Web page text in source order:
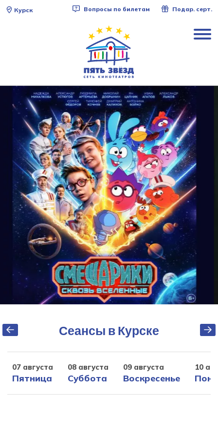
Курск Вопросы по билетам Подар. серт.
Сеансы в Курске
07 августа
Пятница
08 августа
Суббота
09 августа
Воскресенье
10